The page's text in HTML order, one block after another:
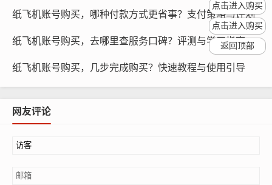
会查看社交媒体账号，与朋友互动，在这个时间段购买纸
纸飞机账号购买，哪种付款方式更省事？支付策略与评测
纸飞机账号购买，去哪里查服务口碑？评测与学习指南
纸飞机账号购买，几步完成购买？快速教程与使用引导
网友评论
点击进入购买
点击进入购买
返回顶部